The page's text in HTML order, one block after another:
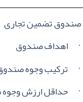
صندوق تضمین تجاری
· اهداف صندوق
·
ترکیب وجوه
· حداقل ارزش